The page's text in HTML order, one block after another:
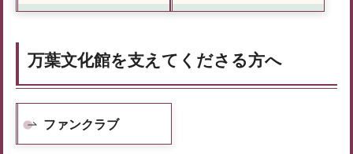
万葉文化館を支えてくださる方へ
ファンクラブ